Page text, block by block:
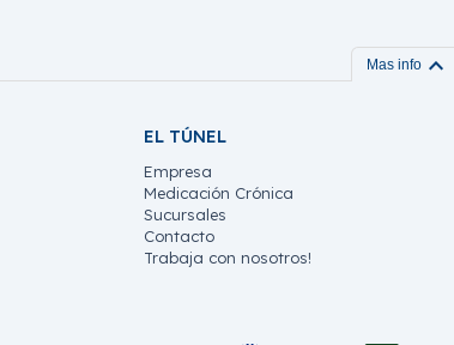
Mas info expand_more
EL TÚNEL
Empresa
Medicación Crónica
Sucursales
Contacto
Trabaja con nosotros!